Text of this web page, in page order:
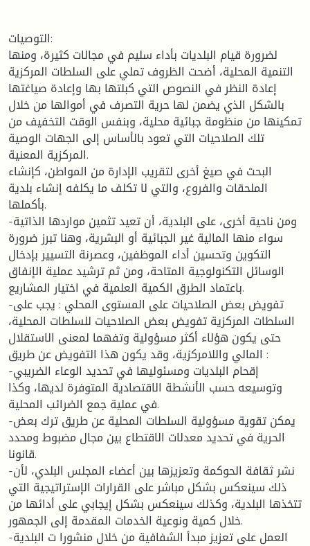
التوصيات:
لضرورة قيام البلديات بأداء سليم في مجالات كثيرة، ومنها
التنمية المحلية، أضحت الظروف تملي على السلطات المركزية
إعادة النظر في النصوص التي كبلتها بها وإعادة صياغتها
بالشكل الذي يضمن لها حرية التصرف في أموالها من خلال
تمكينها من منظومة جبائية محلية، وبنفس الوقت التخفيف من
تلك الصلاحيات التي تعود بالأساس إلى الجهات الوصية
المركزية المعنية.
البحث في صيغ أخرى لتقريب الإدارة من المواطن، كإنشاء
الملحقات والفروع، والتي لا تكلف ما يكلفه إنشاء بلدية
بأكملها.
-ومن ناحية أخرى، على البلدية، أن تعيد تثمين مواردها الذاتية
سواء منها المالية غير الجبائية أو البشرية، وهنا تبرز ضرورة
التكوين وتحسين أداء الموظفين، وعصرنة التسيير بإدخال
الوسائل التكنولوجية المتاحة، ومن ثم ترشيد عملية الإنفاق
باعتماد الطرق الكمية العلمية في اختيار المشاريع.
-تفويض بعض الصلاحيات على المستوى المحلي : يجب على
السلطات المركزية تفويض بعض الصلاحيات للسلطات المحلية،
حتى يكون هؤلاء أكثر مسؤولية وتفهما لمعنى الاستقلال
المالي واللامركزية، وقد يكون هذا التفويض عن طريق :
-إقحام البلديات ومسئوليها في تحديد الوعاء الضريبي
وتوسيعه حسب الأنشطة الاقتصادية المتوفرة لديها، وكذا
في عملية جمع الضرائب المحلية.
-يمكن تقوية مسؤولية السلطات المحلية عن طريق ترك بعض
الحرية في تحديد معدلات الاقتطاع بين مجال مضبوط ومحدد
قانونا.
-نشر ثقافة الحوكمة وتعزيزها بين أعضاء المجلس البلدي، لأن
ذلك سينعكس بشكل مباشر على القرارات الإستراتيجية التي
تتخذها البلدية، وكذلك سينعكس بشكل إيجابي على أدائها من
خلال كمية ونوعية الخدمات المقدمة إلى الجمهور.
-العمل على تعزيز مبدأ الشفافية من خلال منشورا ت البلدية